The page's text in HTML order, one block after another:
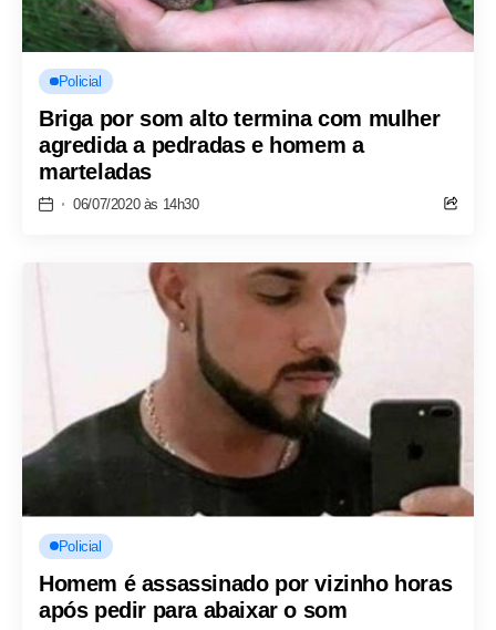
Policial
Briga por som alto termina com mulher
agredida a pedradas e homem a
marteladas
06/07/2020 às 14h30
Policial
Homem é assassinado por vizinho horas
após pedir para abaixar o som